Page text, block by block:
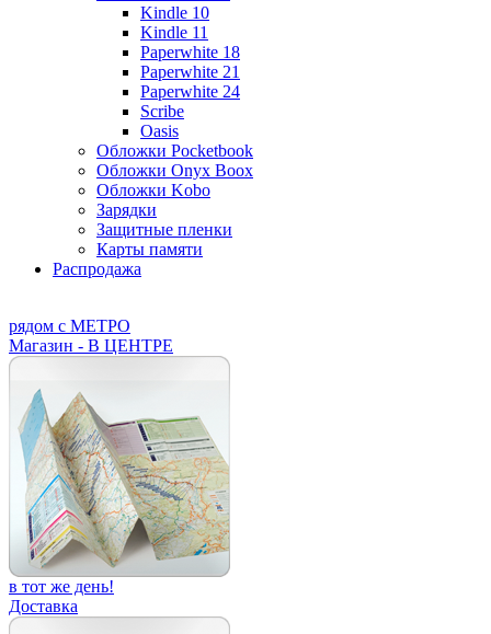
Kindle 10
Kindle 11
Paperwhite 18
Paperwhite 21
Paperwhite 24
Scribe
Oasis
Обложки Pocketbook
Обложки Onyx Boox
Обложки Kobo
Зарядки
Защитные пленки
Карты памяти
Распродажа
рядом с МЕТРО
Магазин - В ЦЕНТРЕ
в тот же день!
Доставка